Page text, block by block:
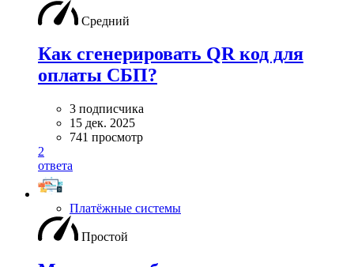
Средний
Как сгенерировать QR код для
оплаты СБП?
3 подписчика
15 дек. 2025
741 просмотр
2
ответа
Платёжные системы
Простой